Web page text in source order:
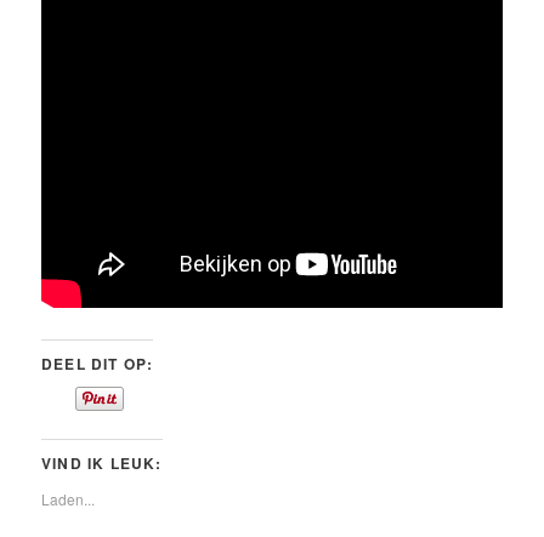
DEEL DIT OP:
VIND IK LEUK:
Laden...